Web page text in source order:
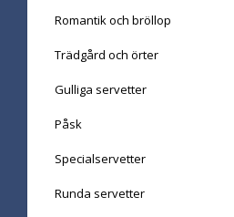
Romantik och bröllop
Trädgård och örter
Gulliga servetter
Påsk
Specialservetter
Runda servetter